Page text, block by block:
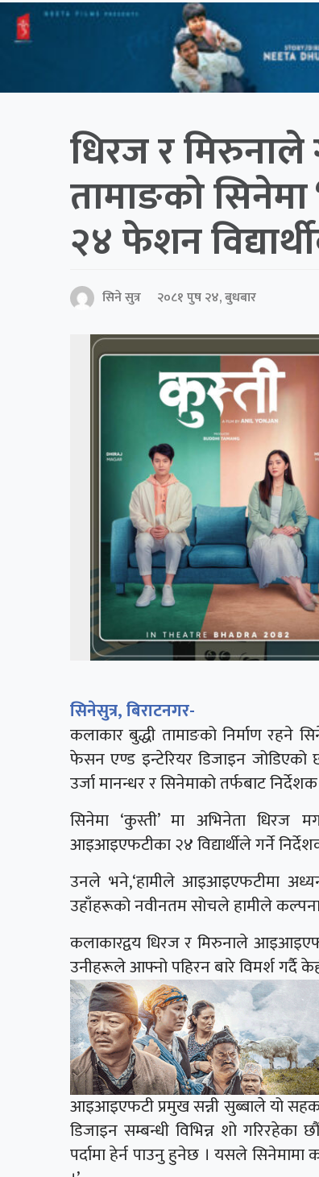
धिरज र मिरुनाले
तामाङको
२४ फेशन
सिने सुत्र २०८१ पुष २४, बुधबार
सिनेसुत्र, बिराटनगर-
कलाकार बुद्धी तामाङको निर्माण रहने
फेसन एण्ड इन्टेरियर डिजाइन
उर्जा मानन्धर र सिनेमाको तर्फबाट
सिनेमा ‘कुस्ती’ मा अभिनेता धिरज
आइआइएफटीका २४ विद्यार्थीले गर्ने
उनले भने,‘हामीले आइआइएफटीमा
उहाँहरूको नवीनतम सोचले हामीले कल्पना
कलाकारद्वय धिरज र मिरुनाले
उनीहरूले आफ्नो पहिरन बारे विमर्श गर्दै
आइआइएफटी प्रमुख सन्नी सुब्बाले यो
डिजाइन सम्बन्धी विभिन्न शो
पर्दामा हेर्न पाउनु हुनेछ । यसले